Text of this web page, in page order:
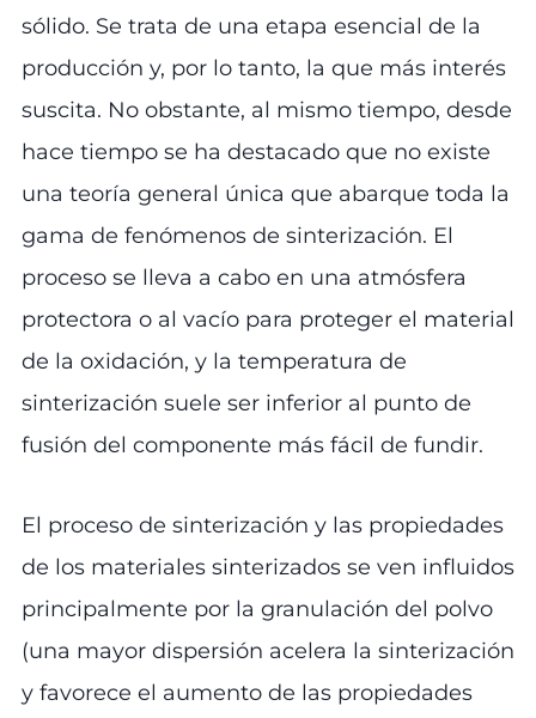
sólido. Se trata de una etapa esencial de la
producción y, por lo tanto, la que más interés
suscita. No obstante, al mismo tiempo, desde
hace tiempo se ha destacado que no existe
una teoría general única que abarque toda la
gama de fenómenos de sinterización. El
proceso se lleva a cabo en una atmósfera
protectora o al vacío para proteger el material
de la oxidación, y la temperatura de
sinterización suele ser inferior al punto de
fusión del componente más fácil de fundir.
El proceso de sinterización y las propiedades
de los materiales sinterizados se ven influidos
principalmente por la granulación del polvo
(una mayor dispersión acelera la sinterización
y favorece el aumento de las propiedades